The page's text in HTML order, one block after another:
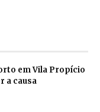
em Vila Propício
a causa